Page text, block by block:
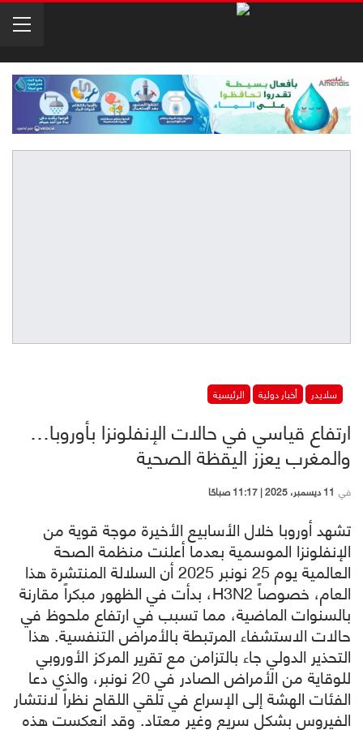
سلايدر أخبار دولية الرئيسية
ارتفاع قياسي في حالات الإنفلونزا بأوروبا…
والمغرب يعزز اليقظة الصحية
في 11 ديسمبر، 2025 | 11:17 صباحًا
تشهد أوروبا خلال الأسابيع الأخيرة موجة قوية من
الإنفلونزا الموسمية بعدما أعلنت منظمة الصحة
العالمية يوم 25 نونبر 2025 أن السلالة المنتشرة هذا
العام، خصوصاً H3N2، بدأت في الظهور مبكراً مقارنة
بالسنوات الماضية، مما تسبب في ارتفاع ملحوظ في
حالات الاستشفاء المرتبطة بالأمراض التنفسية. هذا
التحذير الدولي جاء بالتزامن مع تقرير المركز الأوروبي
للوقاية من الأمراض الصادر في 20 نونبر، والذي دعا
الفئات الهشة إلى الإسراع في تلقي اللقاح نظراً لانتشار
الفيروس بشكل سريع وغير معتاد. وقد انعكست هذه